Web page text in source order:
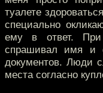
туалете
специально
ему в ответ.
спрашивал имя и
документов. Люди
места согласно